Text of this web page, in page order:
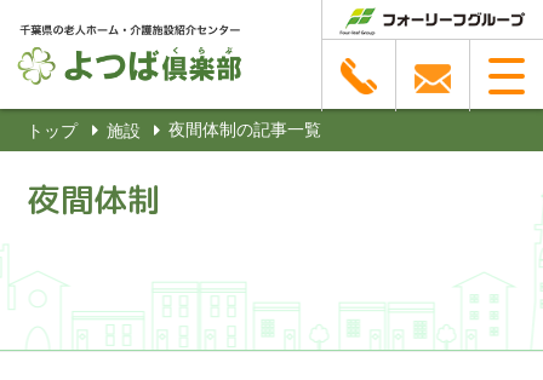
トップ 施設 夜間体制の記事一覧
夜間体制